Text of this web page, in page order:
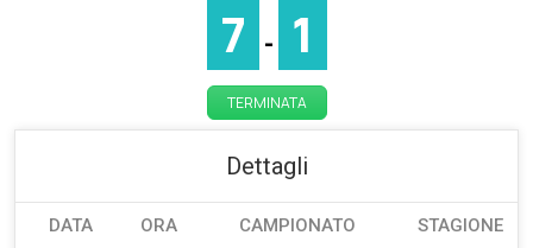
7 - 1
TERMINATA
Dettagli
DATA ORA CAMPIONATO STAGIONE